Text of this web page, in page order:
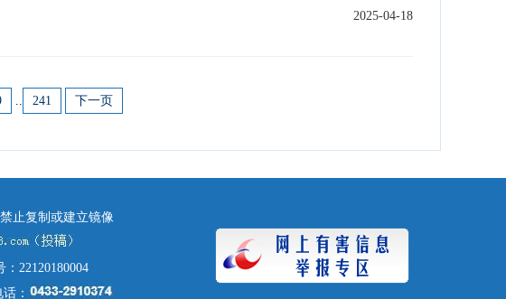
2025-04-18
.. 241 下一页
止复制或建立镜像
22120180004
：